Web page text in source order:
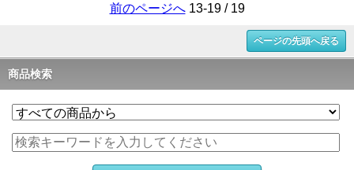
前のページへ13-19 / 19
ページの先頭へ戻る
商品検索